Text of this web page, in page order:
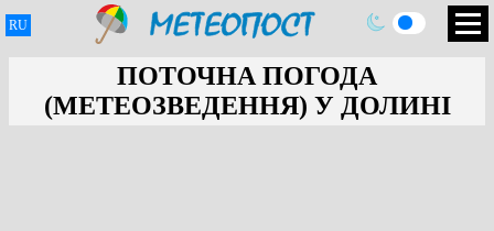
RU
ПОТОЧНА ПОГОДА
(МЕТЕОЗВЕДЕННЯ) У ДОЛИНІ